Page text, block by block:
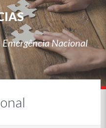
Emergência Nacional